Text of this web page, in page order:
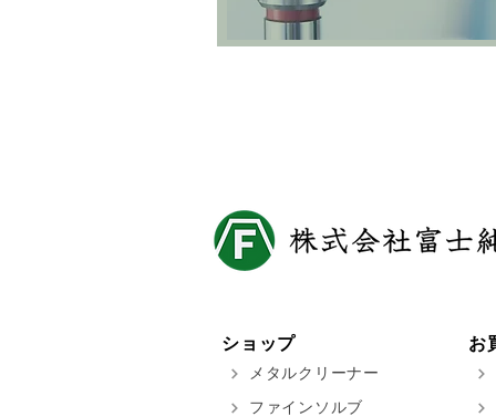
ショップ
メタルクリーナー
ファインソルブ
お